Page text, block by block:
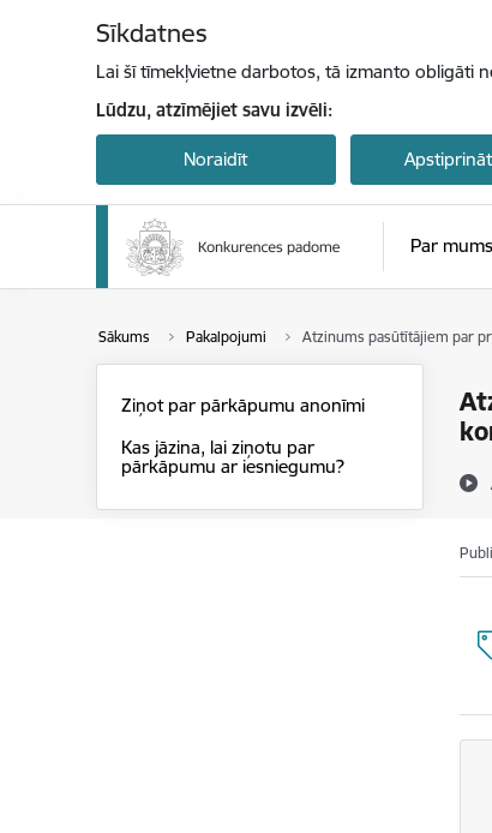
Sīkdatnes
Lai šī tīmekļvietne darbotos, tā izmanto obligāti
Lūdzu, atzīmējiet savu izvēli:
Noraidīt
Par mums
Sākums Pakalpojumi Atzinums pasūtītājiem par
Ziņot par pārkāpumu anonīmi
Kas jāzina, lai ziņotu par
pārkāpumu ar iesniegumu?